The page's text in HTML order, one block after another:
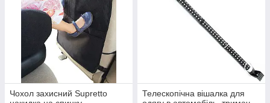
Чохол захисний Supretto
Телескопічна вішалка для